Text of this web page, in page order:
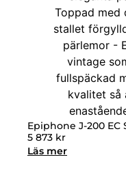
Epiphone J-200
5 873 kr
Läs mer